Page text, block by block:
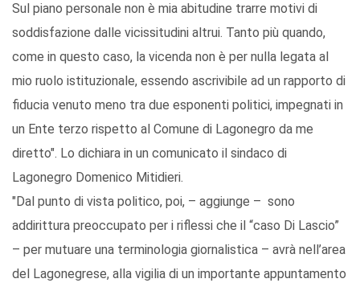
Sul piano personale non è mia abitudine trarre motivi di
soddisfazione dalle vicissitudini altrui. Tanto più quando,
come in questo caso, la vicenda non è per nulla legata al
mio ruolo istituzionale, essendo ascrivibile ad un rapporto di
fiducia venuto meno tra due esponenti politici, impegnati in
un Ente terzo rispetto al Comune di Lagonegro da me
diretto". Lo dichiara in un comunicato il sindaco di
Lagonegro Domenico Mitidieri.
"Dal punto di vista politico, poi, – aggiunge – sono
addirittura preoccupato per i riflessi che il “caso Di Lascio”
– per mutuare una terminologia giornalistica – avrà nell’area
del Lagonegrese, alla vigilia di un importante appuntamento